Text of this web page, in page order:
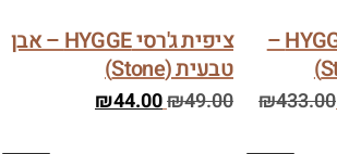
סט מצעי ג'רסי HYGGE –
₪433.00
ציפית ג'רסי HYGGE – אבן
טבעית (Stone)
₪49.00
₪44.00